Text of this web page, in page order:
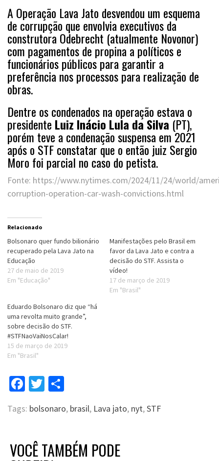
A Operação Lava Jato desvendou um esquema
de corrupção que envolvia executivos da
construtora Odebrecht (atualmente Novonor)
com pagamentos de propina a políticos e
funcionários públicos para garantir a
preferência nos processos para realização de
obras.
Dentre os condenados na operação estava o
presidente Luiz Inácio Lula da Silva (PT),
porém teve a condenação suspensa em 2021
após o STF constatar que o então juiz Sergio
Moro foi parcial no caso do petista.
Fonte: https://www.nytimes.com/2024/11/24/world/
corruption-operation-car-wash-convictions.html
Relacionado
Bolsonaro quer fundo bilionário
recuperado pela Lava Jato na
Educação
27 de maio de 2019
Em "Educação"
Manifestações pelo Brasil em
favor da Lava Jato e contra a
decisão do STF. Assista o
vídeo!
17 de março de 2019
Em "Brasil"
Eduardo Bolsonaro diz que “há
uma revolta muito grande”,
sobre decisão do STF.
#STFNaoVaiNosCalar!
15 de março de 2019
Em "Brasil"
Facebook
Twitter
Tags: bolsonaro, brasil, Lava jato, nyt,STF
VOCÊ TAMBÉM PODE